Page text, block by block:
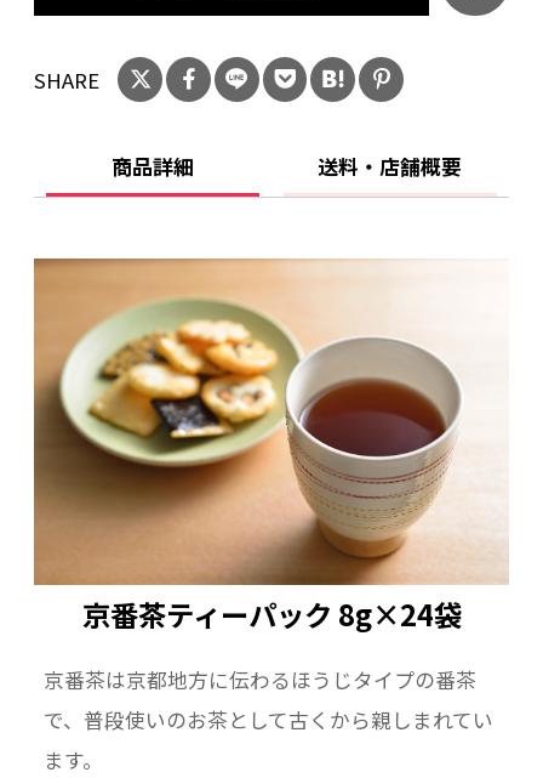
SHARE
商品詳細 送料・店舗概要
京番茶ティーパック 8g×24袋
京番茶は京都地方に伝わるほうじタイプの番茶
で、普段使いのお茶として古くから親しまれてい
ます。